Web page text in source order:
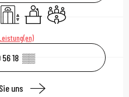
/ Spielplatz
Aufzug SeminareVersammlungsraum
18 ▒▒
uns